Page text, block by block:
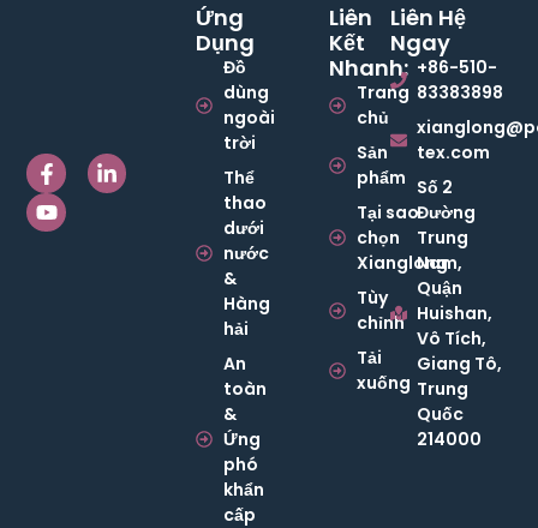
Liên
Kết
Nhanh:
Trang
chủ
Sản
phẩm
Tại sao
chọn
Xianglong
Tùy
chỉnh
Tải
xuống
Ứng
Dụng
Đồ
dùng
ngoài
trời
Thể
thao
dưới
nước
&
Hàng
hải
An
toàn
&
Ứng
phó
khẩn
cấp
Liên Hệ
Ngay
+86-510-
83383898
tex.com
Số 2
Đường
Trung
Nam,
Quận
Huishan,
Vô Tích,
Giang Tô,
Trung
Quốc
214000